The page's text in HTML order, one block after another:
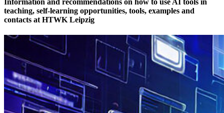
Information and recommendations on how to use AI tools in
teaching, self-learning opportunities, tools, examples and
contacts at HTWK Leipzig